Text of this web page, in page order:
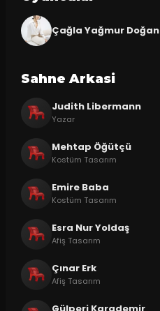
Çağla Yağmur Doğan
Sahne Arkasi
Judith Libermann
Yazar
Mehtap Öğütçü
Kostüm Tasarım
Emire Baba
Kostüm Tasarım
Esra Nur Yoldaş
Afiş Tasarım
Çınar Erk
Afiş Tasarım